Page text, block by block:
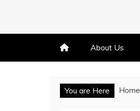
About Us
You are Here Home